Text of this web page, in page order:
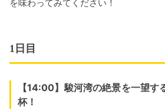
を味わってみてください！
1日目
【14:00】駿河湾の絶景を一望す
杯！